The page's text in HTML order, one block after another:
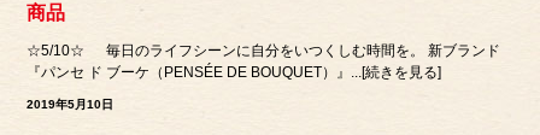
商品
☆5/10☆ 毎日のライフシーンに自分をいつくしむ時間を。 新ブランド
『パンセ ド ブーケ（PENSÉE DE BOUQUET）』...[続きを見る]
2019年5月10日